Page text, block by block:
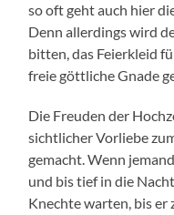
so oft geht auch hier
Denn allerdings wird
bitten, das Feierkleid
freie göttliche Gnade
Die Freuden der
sichtlicher Vorliebe
gemacht. Wenn
und bis tief in die
Knechte warten, bis er